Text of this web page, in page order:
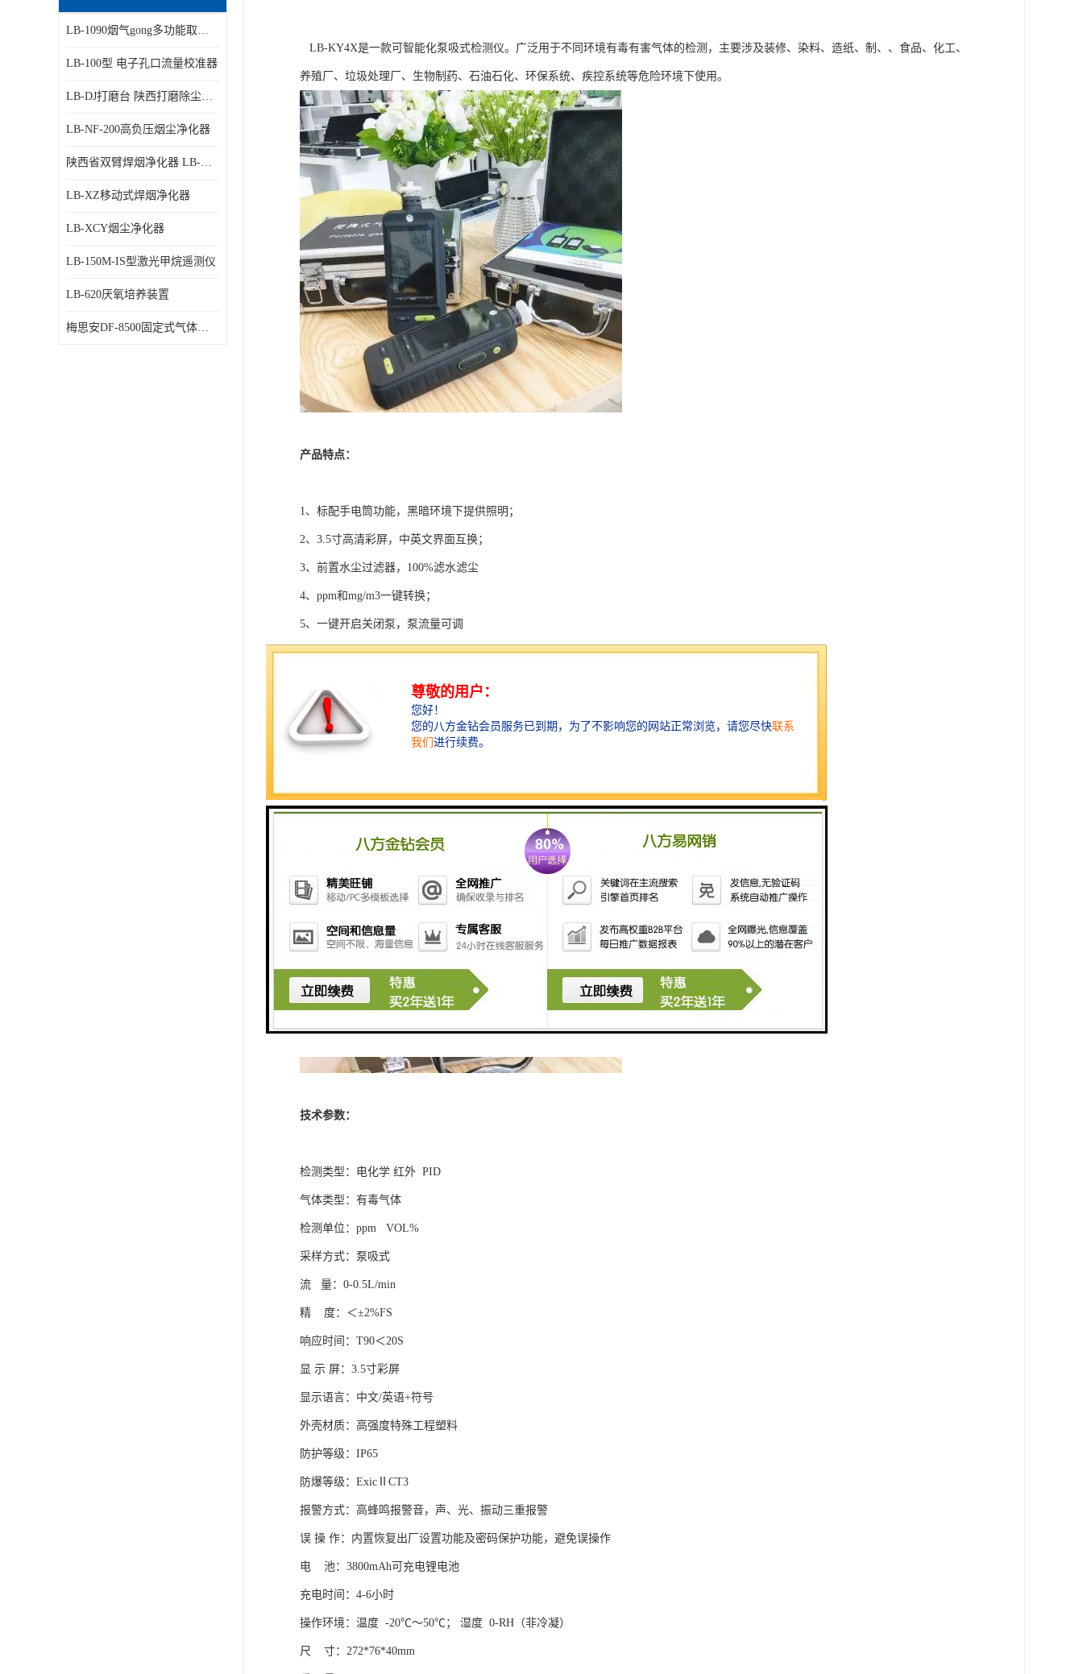
LB-1090烟气gong多功能取样管
LB-100型 电子孔口流量校准器
LB-DJ打磨台 陕西打磨除尘平台
LB-NF-200高负压烟尘净化器
陕西省双臂焊烟净化器 LB-XZX
LB-XZ移动式焊烟净化器
LB-XCY烟尘净化器
LB-150M-IS型激光甲烷遥测仪
LB-620厌氧培养装置
梅思安DF-8500固定式气体检测仪
LB-KY4X是一款可智能化泵吸式检测仪。广泛用于不同环境有毒有害气体的检测，主要涉及装修、染料、造纸、制、、食品、化工、
养殖厂、垃圾处理厂、生物制药、石油石化、环保系统、疾控系统等危险环境下使用。
产品特点：
1、标配手电筒功能，黑暗环境下提供照明；
2、3.5寸高清彩屏，中英文界面互换；
3、前置水尘过滤器，100%滤水滤尘
4、ppm和mg/m3一键转换；
5、一键开启关闭泵，泵流量可调
6、测试曲线走势图及数显图同屏显示
7、标配10万条数据存储，可通过USB到电脑
8、一键打印，可选配蓝牙打印机实现现场打印
9、可选配跌倒报警功能，让地下作业
技术参数：
检测类型：电化学 红外 PID
气体类型：有毒气体
检测单位：ppm VOL%
采样方式：泵吸式
流 量：0-0.5L/min
精 度：＜±2%FS
响应时间：T90＜20S
显 示 屏：3.5寸彩屏
显示语言：中文/英语+符号
外壳材质：高强度特殊工程塑料
防护等级：IP65
防爆等级：ExicⅡCT3
报警方式：高蜂鸣报警音，声、光、振动三重报警
误 操 作：内置恢复出厂设置功能及密码保护功能，避免误操作
电 池：3800mAh可充电锂电池
充电时间：4-6小时
操作环境：温度 -20℃～50℃； 湿度 0-RH（非冷凝）
尺 寸：272*76*40mm